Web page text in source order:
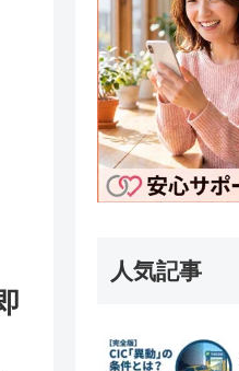
人気記事